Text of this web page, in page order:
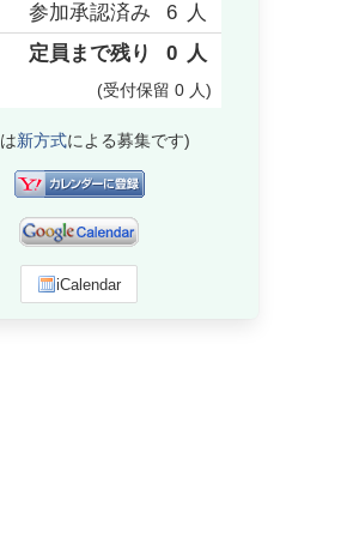
参加承認済み 6 人
定員まで残り 0 人
(受付保留 0 人)
新方式による募集です)
iCalendar